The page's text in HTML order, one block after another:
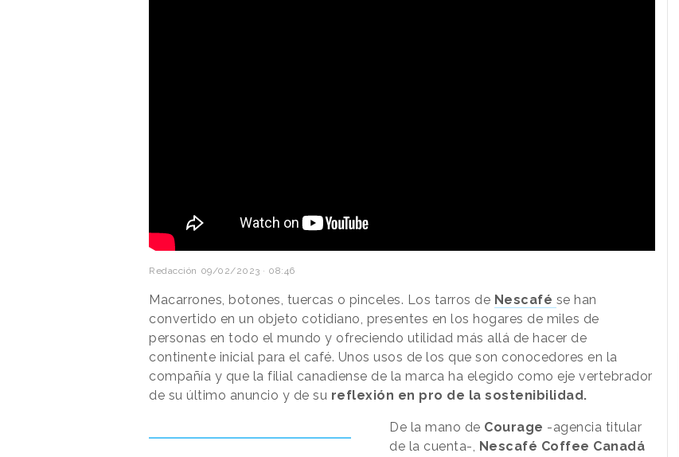
Redacción 09/02/2023 · 08:46
Macarrones, botones, tuercas o pinceles. Los tarros de Nescafé se han
convertido en un objeto cotidiano, presentes en los hogares de miles de
personas en todo el mundo y ofreciendo utilidad más allá de hacer de
continente inicial para el café. Unos usos de los que son conocedores en la
compañía y que la filial canadiense de la marca ha elegido como eje vertebrador
de su último anuncio y de su reflexión en pro de la sostenibilidad.
De la mano de Courage -agencia titular
de la cuenta-, Nescafé Coffee Canadá